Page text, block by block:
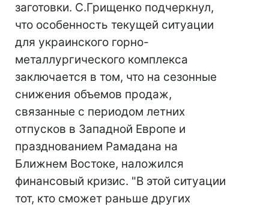
заготовки. С.Грищенко подчеркнул,
что особенность текущей ситуации
для украинского горно-
металлургического комплекса
заключается в том, что на сезонные
снижения объемов продаж,
связанные с периодом летних
отпусков в Западной Европе и
празднованием Рамадана на
Ближнем Востоке, наложился
финансовый кризис. "В этой ситуации
тот, кто сможет раньше других